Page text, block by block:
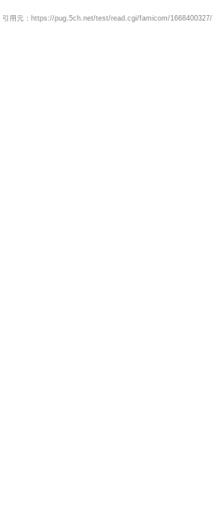
引用元：https://pug.5ch.net/test/read.cgi/famicom/1668400327/